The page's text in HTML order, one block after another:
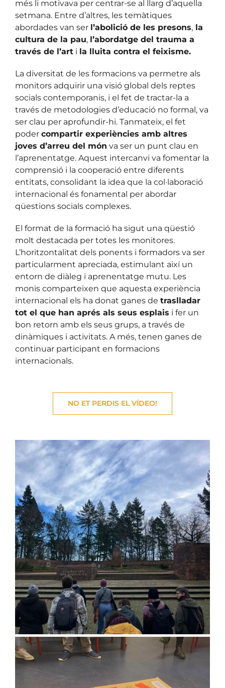
més li motivava per centrar-se al llarg d’aquella
setmana. Entre d’altres, les temàtiques
abordades van ser l’abolició de les presons,la
cultura de la pau, l’abordatge del trauma a
través de l’arti la lluita contra el feixisme.
La diversitat de les formacions va permetre als
monitors adquirir una visió global dels reptes
socials contemporanis, i el fet de tractar-la a
través de metodologies d’educació no formal, va
ser clau per aprofundir-hi. Tanmateix, el fet
poder compartir experiències amb altres
joves d’arreu del món va ser un punt clau en
l’aprenentatge. Aquest intercanvi va fomentar la
comprensió i la cooperació entre diferents
entitats, consolidant la idea que la col·laboració
internacional és fonamental per abordar
qüestions socials complexes.
El format de la formació ha sigut una qüestió
molt destacada per totes les monitores.
L’horitzontalitat dels ponents i formadors va ser
particularment apreciada, estimulant així un
entorn de diàleg i aprenentatge mutu. Les
monis comparteixen que aquesta experiència
internacional els ha donat ganes de traslladar
tot el que han aprés als seus esplais i fer un
bon retorn amb els seus grups, a través de
dinàmiques i activitats. A més, tenen ganes de
continuar participant en formacions
internacionals.
NO ET PERDIS EL VÍDEO!